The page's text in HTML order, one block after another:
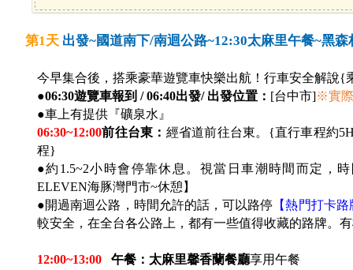
第1天 出發~國道南下/南迴公路~12:30太麻里午餐~黑
今早集合後，搭乘豪華遊覽車快樂出航！行車安全解說{
●06:30遊覽車報到 / 06:40出發/ 出發位置： [台中市]※實
●車上有提供『礦泉水』
06:30~12:00前往台東： 經省道前往台東。{直行車程約
程}
●約 1.5~2小時會停靠休息。視當日車潮時間而定，
ELEVEN海豚灣門市~休憩】
●開過南迴公路，時間允許的話，可以路停 【熱門打卡
較安全，在全台各公路上，都有一些值得收藏的路牌。
12:00~13:00 午餐：太麻里馨香蘭餐廳享用午餐